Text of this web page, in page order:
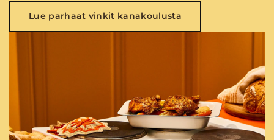
Lue parhaat vinkit kanakoulusta